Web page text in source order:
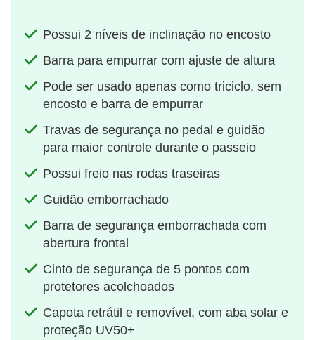
Possui 2 níveis de inclinação no encosto
Barra para empurrar com ajuste de altura
Pode ser usado apenas como triciclo, sem
encosto e barra de empurrar
Travas de segurança no pedal e guidão
para maior controle durante o passeio
Possui freio nas rodas traseiras
Guidão emborrachado
Barra de segurança emborrachada com
abertura frontal
Cinto de segurança de 5 pontos com
protetores acolchoados
Capota retrátil e removível, com aba solar e
proteção UV50+